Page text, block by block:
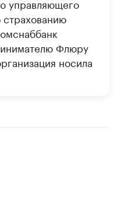
управляющего
Флюру
носила